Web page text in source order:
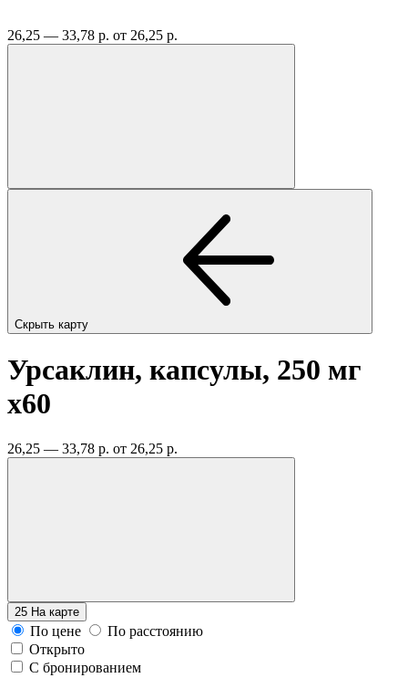
26,25 — 33,78 р. от 26,25 р.
Скрыть карту
Урсаклин, капсулы, 250 мг
x60
26,25 — 33,78 р. от 26,25 р.
25 На карте
По цене
По расстоянию
Открыто
С бронированием